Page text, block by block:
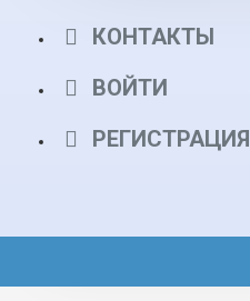
КОНТАКТЫ
ВОЙТИ
РЕГИСТРАЦИЯ